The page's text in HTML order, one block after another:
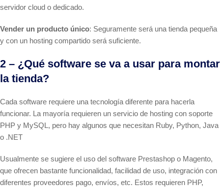
servidor cloud o dedicado.
Vender un producto único: Seguramente será una tienda pequeña
y con un hosting compartido será suficiente.
2 – ¿Qué software se va a usar para montar
la tienda?
Cada software requiere una tecnología diferente para hacerla
funcionar. La mayoría requieren un servicio de hosting con soporte
PHP y MySQL, pero hay algunos que necesitan Ruby, Python, Java
o .NET
Usualmente se sugiere el uso del software Prestashop o Magento,
que ofrecen bastante funcionalidad, facilidad de uso, integración con
diferentes proveedores pago, envíos, etc. Estos requieren PHP,